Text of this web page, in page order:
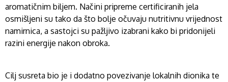
aromatičnim biljem. Načini pripreme certificiranih jela
osmišljeni su tako da što bolje očuvaju nutritivnu vrijednost
namirnica, a sastojci su pažljivo izabrani kako bi pridonijeli
razini energije nakon obroka.
Cilj susreta bio je i dodatno povezivanje lokalnih dionika te